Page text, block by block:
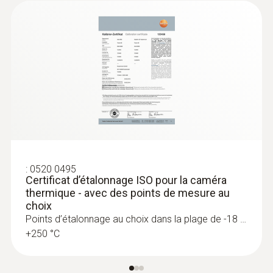
canalisation
Détecter une rupture de canalisation avec
certitude à l’aide d’une caméra thermique
– sans endommager inutilement les murs
Localiser de manière précise les fuites
tuyaux encastrés
Localisation des fuites sur les
: 0520 0495
Certificat d’étalonnage ISO pour la caméra
thermique - avec des points de mesure au
choix
Points d’étalonnage au choix dans la plage de -18 …
+250 °C